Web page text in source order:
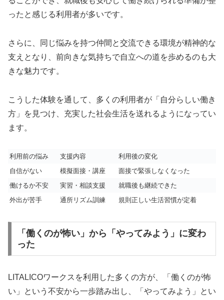
ったと感じる利用者が多いです。
さらに、同じ悩みを持つ仲間と交流できる環境が精神的な
支えとなり、前向きな気持ちで自立への道を歩めるのも大
きな魅力です。
こうした体験を通して、多くの利用者が「自分らしい働き
方」を見つけ、充実した社会生活を送れるようになってい
ます。
利用前の悩み 支援内容
利用後の変化
自信がない
模擬面接・講座
面接で緊張しなくなった
働けるか不安
実習・相談支援
就職後も継続できた
外出が苦手
通所リズム訓練 規則正しい生活習慣が定着
「働くのが怖い」から「やってみよう」に変わ
った
LITALICOワークスを利用した多くの方が、「働くのが怖
い」という不安から一歩踏み出し、「やってみよう」とい